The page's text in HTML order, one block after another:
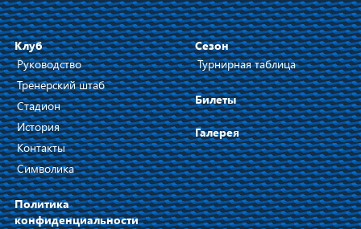
Клуб
Руководство
Тренерский штаб
Стадион
История
Контакты
Символика
Политика
конфиденциальности
Сезон
Турнирная таблица
Билеты
Галерея